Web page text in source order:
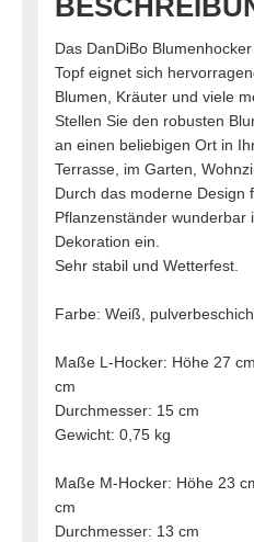
Das DanDiBo
Topf eignet sich
Blumen, Kräuter und viele
Stellen Sie den robusten
an einen beliebigen Ort in
Terrasse, im Garten,
Durch das moderne Design
Pflanzenständer wunderbar
Dekoration ein.
Sehr stabil und Wetterfest.
Farbe: Weiß,
Maße L-Hocker: Höhe 27
cm
Durchmesser: 15 cm
Gewicht: 0,75 kg
Maße M-Hocker: Höhe 23
cm
Durchmesser: 13 cm